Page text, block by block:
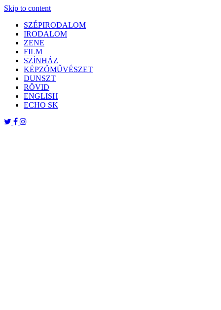
Skip to content
SZÉPIRODALOM
IRODALOM
ZENE
FILM
SZÍNHÁZ
KÉPZŐMŰVÉSZET
DUNSZT
RÖVID
ENGLISH
ECHO SK